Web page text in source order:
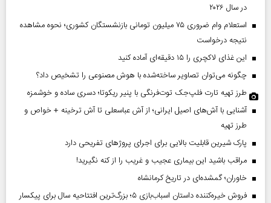
در سال ۲۰۲۶
استعلام وام ضروری ۷۵ میلیون تومانی بازنشستگان کشوری؛ نحوه مشاهده
نتیجه درخواست
این غذای لاکچری را ۱۵ دقیقه‌ای آماده کنید
چگونه می‌توان تصاویر ساخته‌شده با هوش مصنوعی را تشخیص داد؟
طرز تهیه تارت فلپ‌جک توت‌فرنگی با پنیر ریکوتا؛ دسری ساده و خوشمزه
آشنایی با آش‌های اصیل ایرانی؛ از آش عباسعلی تا آش ترخینه + خواص و
طرز تهیه
پارک شیرین قابلیت‌ بالایی برای اجرای پروژهای تفریحی دارد
مراقب باشید این بیماری عجیب و غریب را از کنه نگیرید!
خاوران؛ گمشده‌ای در تاریخ کرمانشاه
فروش خیره‌کننده داستان اسباب‌بازی ۵؛ بزرگ‌ترین افتتاحیه سال برای پیکسار